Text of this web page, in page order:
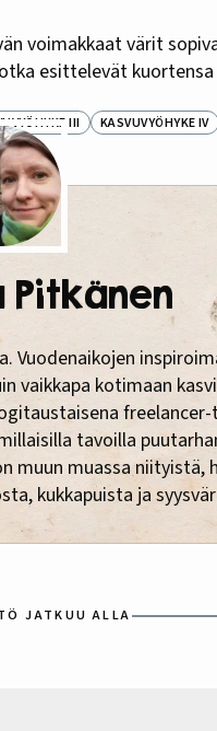
voimakkaat värit
esittelevät
III KASVUVYÖHYKE IV
Vuodenaikojen
vaikkapa kotimaan
tavoilla
muun muassa niityistä,
kukkapuista ja
JATKUU ALLA